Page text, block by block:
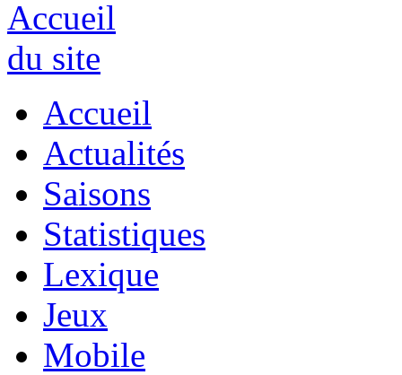
Accueil
Actualités
Saisons
Statistiques
Lexique
Jeux
Mobile